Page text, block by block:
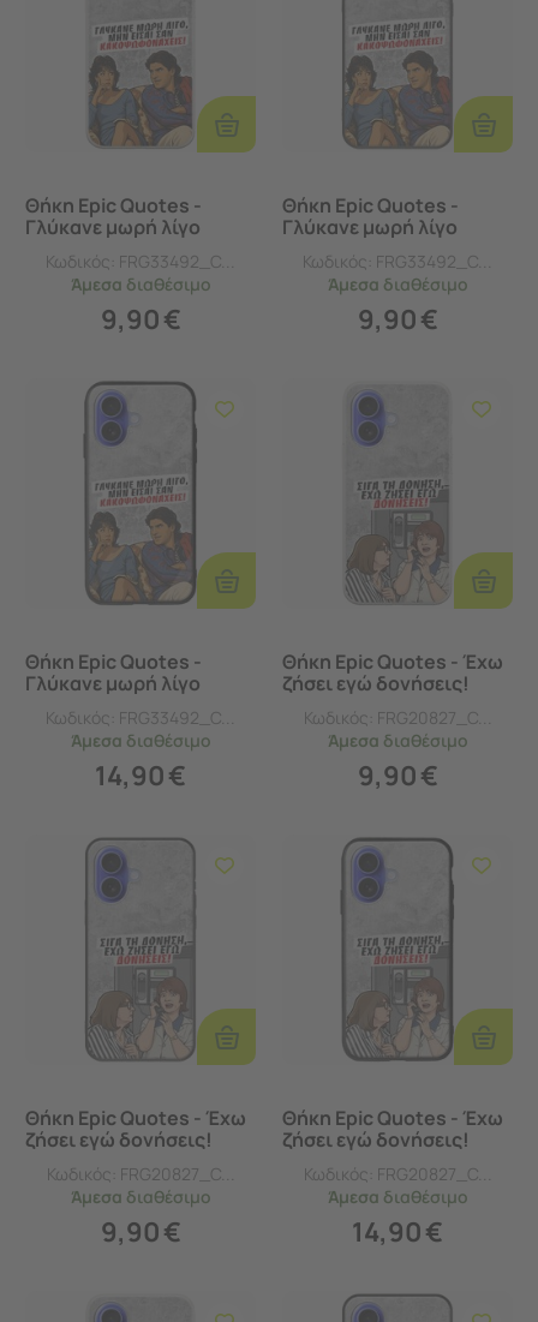
Προσθήκη
Στο
Καλάθι
Θήκη Epic Quotes -
Γλύκανε μωρή λίγο
(Διάφανη Σιλικόνη)
Κωδικός: FRG33492_C...
Άμεσα διαθέσιμο
9,90€
Στο
Καλάθι
Θήκη Epic Quotes -
Γλύκανε μωρή λίγο
(Μαύρη Σιλικόνη)
Κωδικός: FRG33492_C...
Άμεσα διαθέσιμο
9,90€
Προσθήκη
Στο
Καλάθι
Θήκη Epic Quotes -
Γλύκανε μωρή λίγο
(Tempered Glass και
Κωδικός: FRG33492_C...
Άμεσα διαθέσιμο
14,90€
Στο
Καλάθι
Θήκη Epic Quotes - Έχω
ζήσει εγώ δονήσεις!
(Διάφανη Σιλικόνη)
Κωδικός: FRG20827_C...
Άμεσα διαθέσιμο
9,90€
Προσθήκη
Στο
Καλάθι
Θήκη Epic Quotes - Έχω
ζήσει εγώ δονήσεις!
(Μαύρη Σιλικόνη)
Κωδικός: FRG20827_C...
Άμεσα διαθέσιμο
9,90€
Στο
Καλάθι
Θήκη Epic Quotes - Έχω
ζήσει εγώ δονήσεις!
(Tempered Glass και
Κωδικός: FRG20827_C...
Άμεσα διαθέσιμο
14,90€